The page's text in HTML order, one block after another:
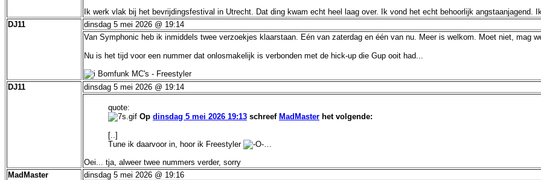
Ik werk vlak bij het bevrijdingsfestival in Utrecht. Dat ding kwam echt heel laag over. Ik vond het echt behoorlijk angstaanjagend.
DJ11
dinsdag 5 mei 2026 @ 19:14
Van Symphonic heb ik inmiddels twee verzoekjes klaarstaan. Eén van zaterdag en één van nu. Meer is welkom. Moet niet, mag
Nu is het tijd voor een nummer dat onlosmakelijk is verbonden met de hick-up die Gup ooit had...
Bomfunk MC's - Freestyler
DJ11
dinsdag 5 mei 2026 @ 19:14
quote:
Op dinsdag 5 mei 2026 19:13 schreef MadMaster het volgende:
[..]
Tune ik daarvoor in, hoor ik Freestyler
…
Oei... tja, alweer twee nummers verder, sorry
MadMaster
dinsdag 5 mei 2026 @ 19:16